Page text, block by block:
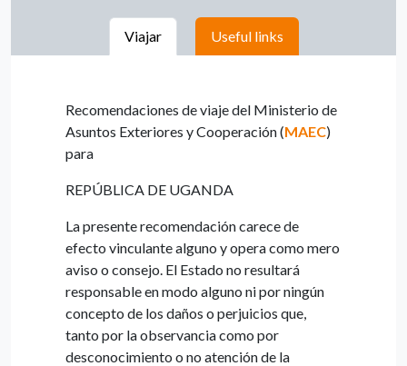
Viajar Useful links
Recomendaciones de viaje del Ministerio de
Asuntos Exteriores y Cooperación (MAEC)
para
REPÚBLICA DE UGANDA
La presente recomendación carece de
efecto vinculante alguno y opera como mero
aviso o consejo. El Estado no resultará
responsable en modo alguno ni por ningún
concepto de los daños o perjuicios que,
tanto por la observancia como por
desconocimiento o no atención de la